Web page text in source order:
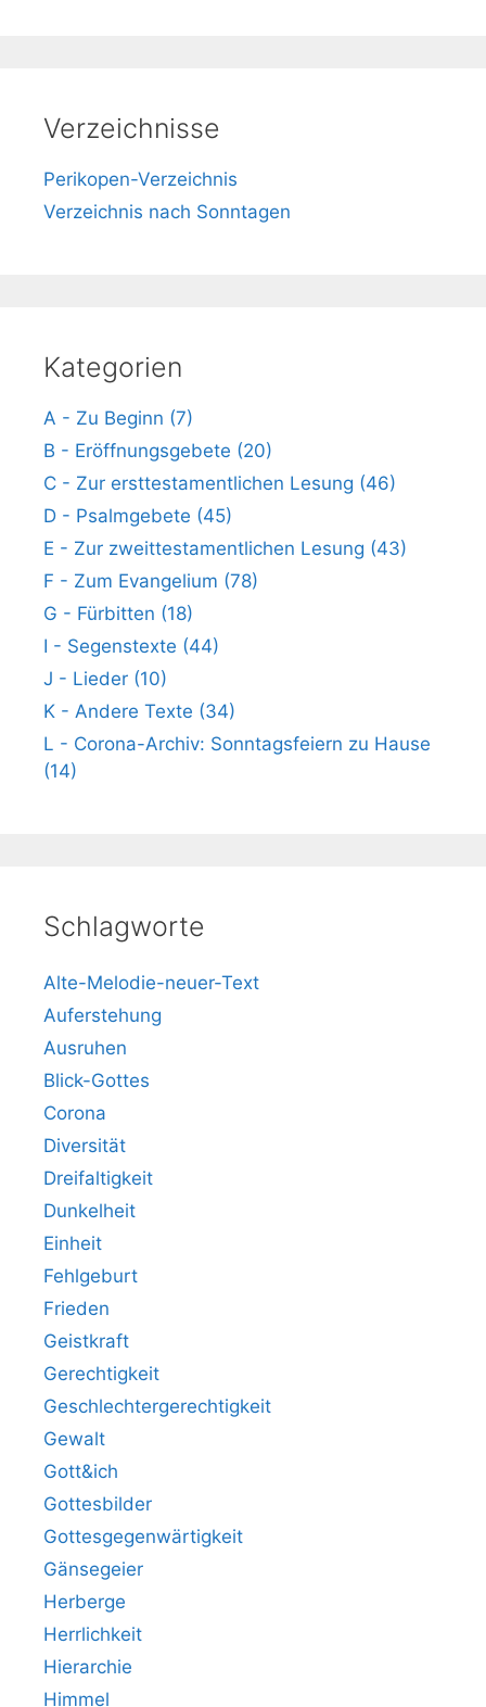
Verzeichnisse
Perikopen-Verzeichnis
Verzeichnis nach Sonntagen
Kategorien
A - Zu Beginn (7)
B - Eröffnungsgebete (20)
C - Zur ersttestamentlichen Lesung (46)
D - Psalmgebete (45)
E - Zur zweittestamentlichen Lesung (43)
F - Zum Evangelium (78)
G - Fürbitten (18)
I - Segenstexte (44)
J - Lieder (10)
K - Andere Texte (34)
L - Corona-Archiv: Sonntagsfeiern zu Hause
(14)
Schlagworte
Alte-Melodie-neuer-Text
Auferstehung
Ausruhen
Blick-Gottes
Corona
Diversität
Dreifaltigkeit
Dunkelheit
Einheit
Fehlgeburt
Frieden
Geistkraft
Gerechtigkeit
Geschlechtergerechtigkeit
Gewalt
Gott&ich
Gottesbilder
Gottesgegenwärtigkeit
Gänsegeier
Herberge
Herrlichkeit
Hierarchie
Himmel